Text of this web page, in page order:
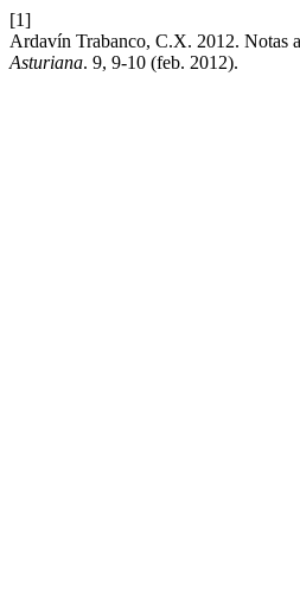
[1]
Ardavín Trabanco, C.X. 2012. Notas
Asturiana. 9, 9-10 (feb. 2012).